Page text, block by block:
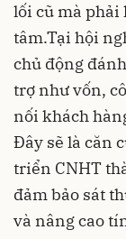
lối cũ mà
tâm.Tại hội
chủ động
trợ như vốn,
nối khách
Đây sẽ là căn
triển CNHT
đảm bảo sát
và nâng cao